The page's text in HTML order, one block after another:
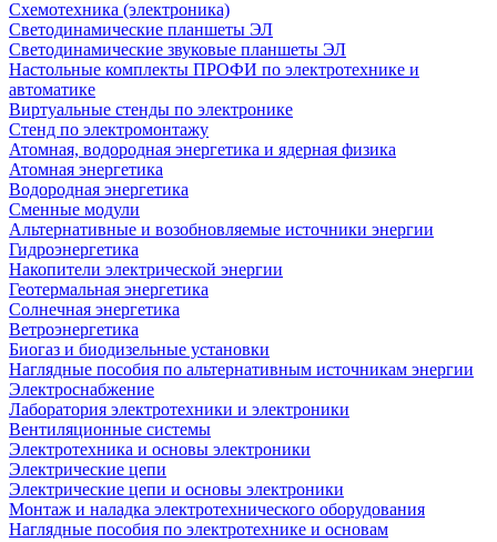
Схемотехника (электроника)
Светодинамические планшеты ЭЛ
Светодинамические звуковые планшеты ЭЛ
Настольные комплекты ПРОФИ по электротехнике и
автоматике
Виртуальные стенды по электронике
Стенд по электромонтажу
Атомная, водородная энергетика и ядерная физика
Атомная энергетика
Водородная энергетика
Сменные модули
Альтернативные и возобновляемые источники энергии
Гидроэнергетика
Накопители электрической энергии
Геотермальная энергетика
Солнечная энергетика
Ветроэнергетика
Биогаз и биодизельные установки
Наглядные пособия по альтернативным источникам энергии
Электроснабжение
Лаборатория электротехники и электроники
Вентиляционные системы
Электротехника и основы электроники
Электрические цепи
Электрические цепи и основы электроники
Монтаж и наладка электротехнического оборудования
Наглядные пособия по электротехнике и основам